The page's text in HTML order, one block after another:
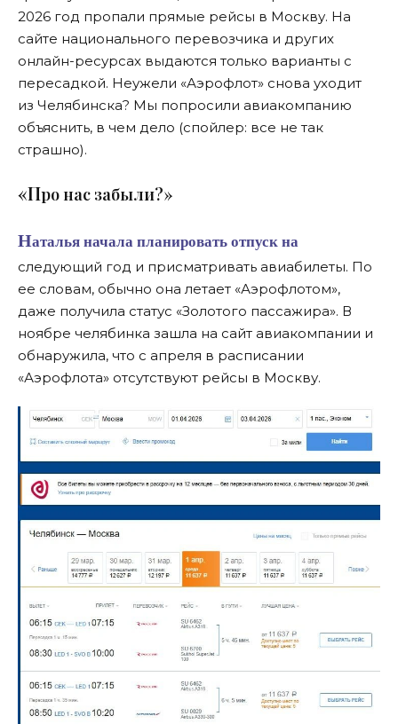
2026 год пропали прямые рейсы в Москву. На
сайте национального перевозчика и других
онлайн-ресурсах выдаются только варианты с
пересадкой. Неужели «Аэрофлот» снова уходит
из Челябинска? Мы попросили авиакомпанию
объяснить, в чем дело (спойлер: все не так
страшно).
«Про нас забыли?»
Наталья начала планировать отпуск на
следующий год и присматривать авиабилеты. По
ее словам, обычно она летает «Аэрофлотом»,
даже получила статус «Золотого пассажира». В
ноябре челябинка зашла на сайт авиакомпании и
обнаружила, что с апреля в расписании
«Аэрофлота» отсутствуют рейсы в Москву.